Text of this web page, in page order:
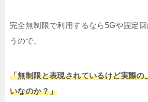
完全無制限で利用するなら5Gや固定
うので、
「無制限と表現されているけど実際の
いなのか？」